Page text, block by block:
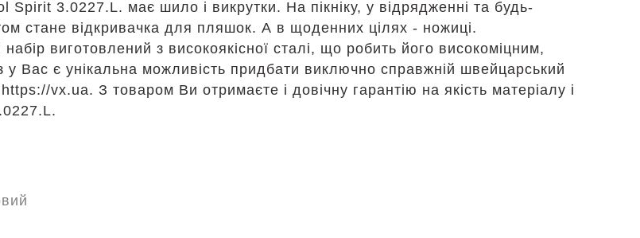
3.0227.L. має шило і викрутки. На пікніку, у відрядженні та будь-
стане відкривачка для пляшок. А в щоденних цілях - ножиці.
виготовлений з високоякісної сталі, що робить його високоміцним,
у Вас є унікальна можливість придбати виключно справжній швейцарський
vx.ua. З товаром Ви отримаєте і довічну гарантію на якість матеріалу і